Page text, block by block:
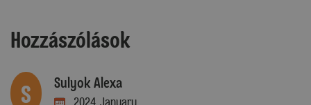
Hozzászólások
S Sulyok Alexa